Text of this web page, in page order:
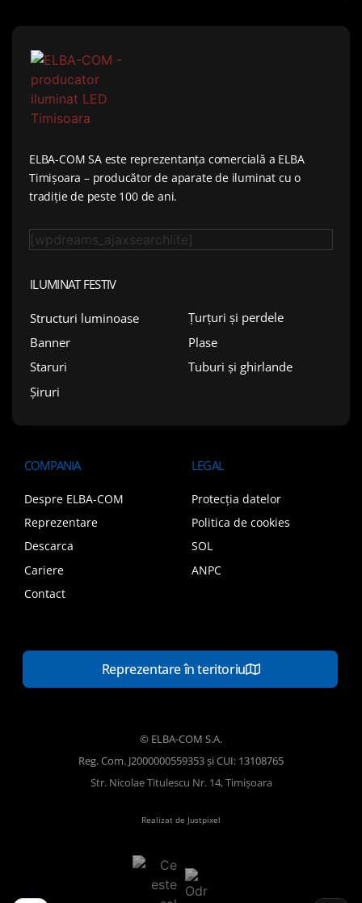
ELBA-COM SA este reprezentanța comercială a ELBA
Timișoara – producător de aparate de iluminat cu o
tradiție de peste 100 de ani.
[wpdreams_ajaxsearchlite]
ILUMINAT FESTIV
Structuri luminoase
Banner
Staruri
Șiruri
Țurțuri și perdele
Plase
Tuburi și ghirlande
COMPANIA
Despre ELBA-COM
Reprezentare
Descarca
Cariere
Contact
LEGAL
Protecția datelor
Politica de cookies
SOL
ANPC
Reprezentare în teritoriu
© ELBA-COM S.A.
Reg. Com. J2000000559353 și CUI: 13108765
Str. Nicolae Titulescu Nr. 14, Timișoara
Realizat de Justpixel